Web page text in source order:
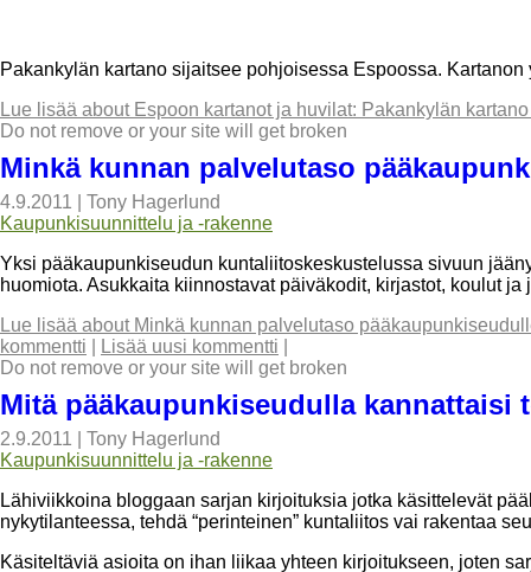
Pakankylän kartano sijaitsee pohjoisessa Espoossa.
Lue lisää about Espoon kartanot ja huvilat: Pakankylän
Do not remove or your site will get broken
Minkä kunnan palvelutaso
4.9.2011
Tony Hagerlund
Kaupunkisuunnittelu ja -rakenne
Yksi pääkaupunkiseudun kuntaliitoskeskustelussa sivuun
huomiota. Asukkaita kiinnostavat päiväkodit, kirjastot, koulut
Lue lisää about Minkä kunnan palvelutaso
kommentti
Lisää uusi kommentti
Do not remove or your site will get broken
Mitä pääkaupunkiseudulla kannattaisi
2.9.2011
Tony Hagerlund
Kaupunkisuunnittelu ja -rakenne
Lähiviikkoina bloggaan sarjan kirjoituksia jotka käsittelevät
nykytilanteessa, tehdä “perinteinen” kuntaliitos vai rakentaa
Käsiteltäviä asioita on ihan liikaa yhteen kirjoitukseen, joten